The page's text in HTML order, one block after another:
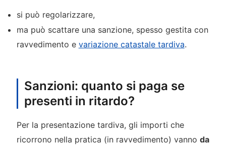
si può regolarizzare,
ma può scattare una sanzione, spesso gestita con
ravvedimento e variazione catastale tardiva.
Sanzioni: quanto si paga se
presenti in ritardo?
Per la presentazione tardiva, gli importi che
ricorrono nella pratica (in ravvedimento) vanno da